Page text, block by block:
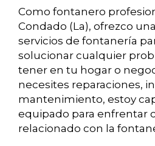
Como fontanero
Condado (La), ofrezco
servicios de fontanería
solucionar cualquier
tener en tu hogar o
necesites reparaciones,
mantenimiento, estoy
equipado para enfrentar
relacionado con la